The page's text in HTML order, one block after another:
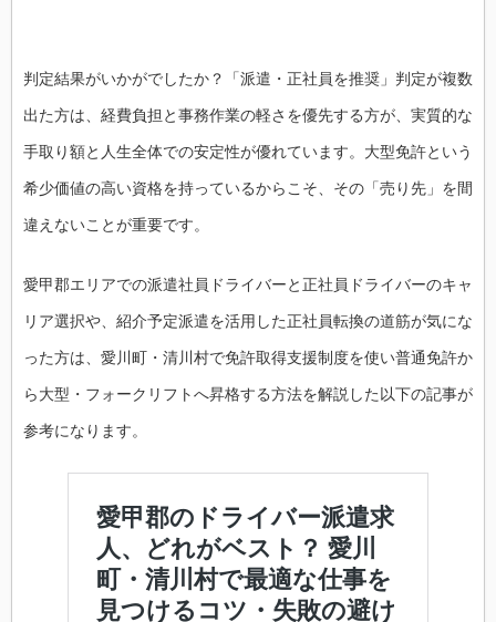
判定結果がいかがでしたか？「派遣・正社員を推奨」判定が複数
出た方は、経費負担と事務作業の軽さを優先する方が、実質的な
手取り額と人生全体での安定性が優れています。大型免許という
希少価値の高い資格を持っているからこそ、その「売り先」を間
違えないことが重要です。
愛甲郡エリアでの派遣社員ドライバーと正社員ドライバーのキャ
リア選択や、紹介予定派遣を活用した正社員転換の道筋が気にな
った方は、愛川町・清川村で免許取得支援制度を使い普通免許か
ら大型・フォークリフトへ昇格する方法を解説した以下の記事が
参考になります。